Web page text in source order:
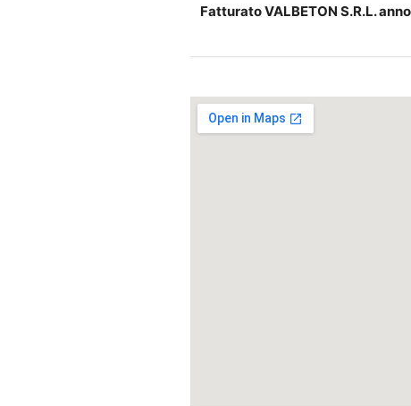
Fatturato VALBETON S.R.L.